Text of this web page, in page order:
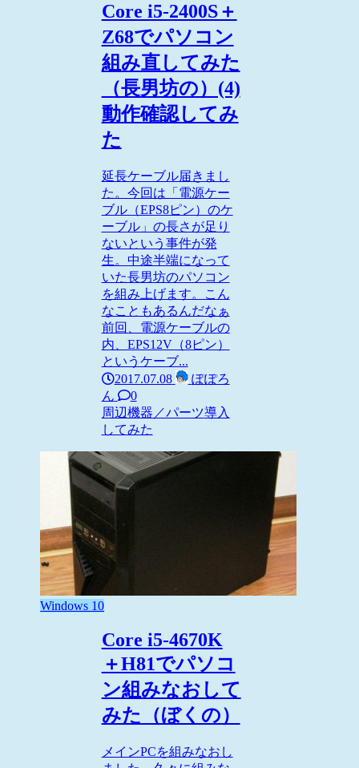
Core i5-2400S＋
Z68でパソコン
組み直してみた
（長男坊の）(4)
動作確認してみ
た
延長ケーブル届きまし
た。今回は「電源ケー
ブル（EPS8ピン）のケ
ーブル」の長さが足り
ないという事件が発
生。中途半端になって
いた長男坊のパソコン
を組み上げます。こん
なこともあるんだなぁ
前回、電源ケーブルの
内、EPS12V（8ピン）
というケーブ...
2017.07.08
ぽぽろ
ん
0
周辺機器／パーツ導入
してみた
Windows 10
Core i5-4670K
＋H81でパソコ
ン組みなおして
みた（ぼくの）
メインPCを組みなおし